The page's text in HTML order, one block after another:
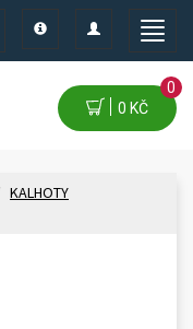
Toggle
Toggle
navigation
Toggle
0 KČ
0
KALHOTY